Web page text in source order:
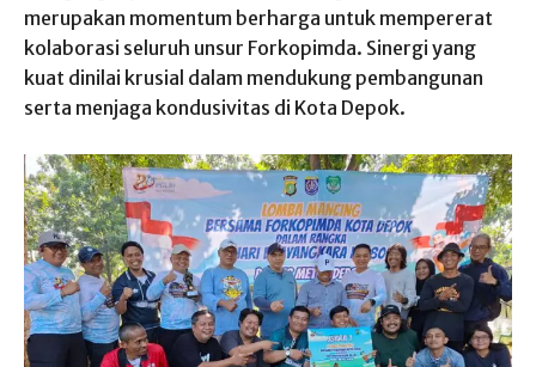
merupakan momentum berharga untuk mempererat
kolaborasi seluruh unsur Forkopimda. Sinergi yang
kuat dinilai krusial dalam mendukung pembangunan
serta menjaga kondusivitas di Kota Depok.